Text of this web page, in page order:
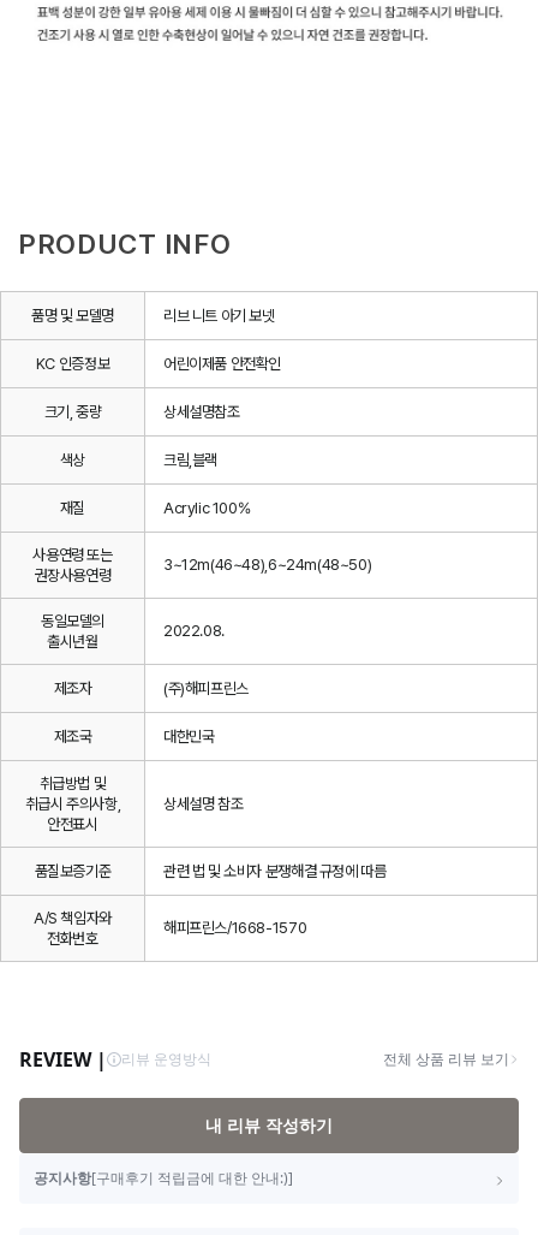
PRODUCT INFO
품명 및 모델명 리브 니트 아기 보넷
KC 인증정보 어린이제품 안전확인
크기, 중량 상세설명참조
색상 크림,블랙
재질 Acrylic 100%
사용연령 또는
권장사용연령
3~12m(46~48),6~24m(48~50)
동일모델의
출시년월
2022.08.
제조자 (주)해피프린스
제조국 대한민국
취급방법 및
취급시 주의사항,
안전표시
상세설명 참조
품질보증기준 관련 법 및 소비자 분쟁해결 규정에 따름
A/S 책임자와
전화번호
해피프린스/1668-1570